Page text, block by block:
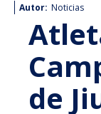
Autor: Noticias
de